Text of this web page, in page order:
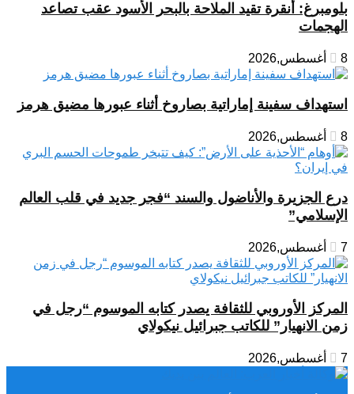
بلومبرغ: أنقرة تقيد الملاحة بالبحر الأسود عقب تصاعد
الهجمات
8 أغسطس,2026
استهداف سفينة إماراتية بصاروخ أثناء عبورها مضيق هرمز
8 أغسطس,2026
درع الجزيرة والأناضول والسند “فجر جديد في قلب العالم
الإسلامي”
7 أغسطس,2026
المركز الأوروبي للثقافة يصدر كتابه الموسوم “رجل في
زمن الانهيار” للكاتب جبرائيل نيكولاي
7 أغسطس,2026